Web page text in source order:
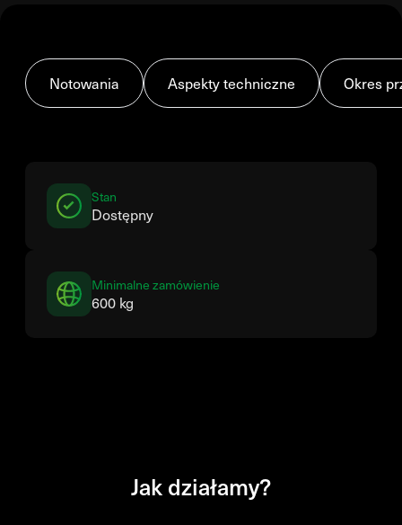
Notowania Aspekty techniczne Okres
Stan
Dostępny
Minimalne zamówienie
600 kg
Jak działamy?